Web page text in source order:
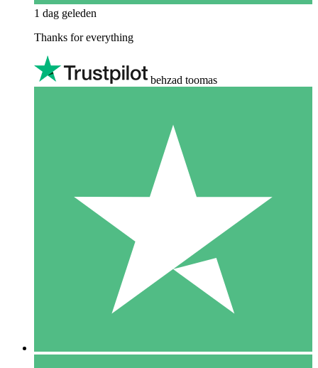
1 dag geleden
Thanks for everything
behzad toomas